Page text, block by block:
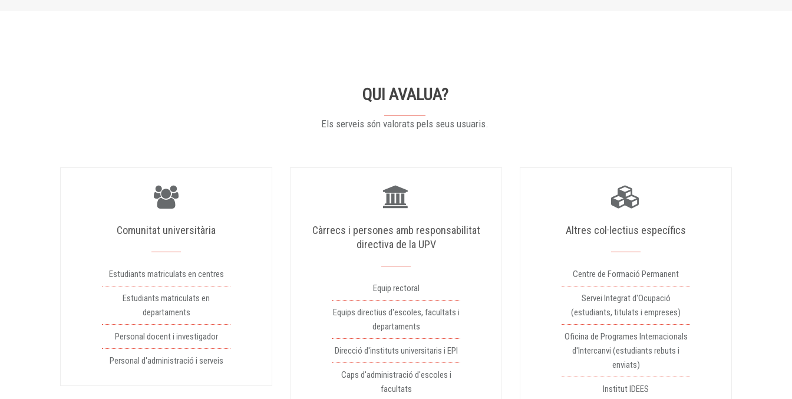
QUI AVALUA?
Els serveis són valorats pels seus usuaris.
Comunitat universitària
Estudiants matriculats en centres
Estudiants matriculats en
departaments
Personal docent i investigador
Personal d'administració i serveis
Càrrecs i persones amb responsabilitat
directiva de la UPV
Equip rectoral
Equips directius d'escoles, facultats i
departaments
Direcció d'instituts universitaris i EPI
Caps d'administració d'escoles i
facultats
Altres col·lectius específics
Centre de Formació Permanent
Servei Integrat d'Ocupació
(estudiants, titulats i empreses)
Oficina de Programes Internacionals
d'Intercanvi (estudiants rebuts i
enviats)
Institut IDEES